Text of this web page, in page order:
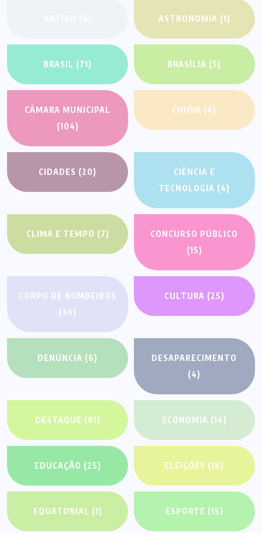
ASTRONOMIA (1)
BRASIL (71) BRASÍLIA (5)
CÂMARA MUNICIPAL
(104)
CHUVA (4)
CIDADES (20)
CIÊNCIA E
TECNOLOGIA (4)
CLIMA E TEMPO (7)
CONCURSO PÚBLICO
(15)
CORPO DE BOMBEIROS
(34)
CULTURA (25)
DENÚNCIA (6)
DESAPARECIMENTO
(4)
DESTAQUE (81) ECONOMIA (14)
EDUCAÇÃO (25) ELEIÇÕES (18)
EQUATORIAL (1) ESPORTE (15)